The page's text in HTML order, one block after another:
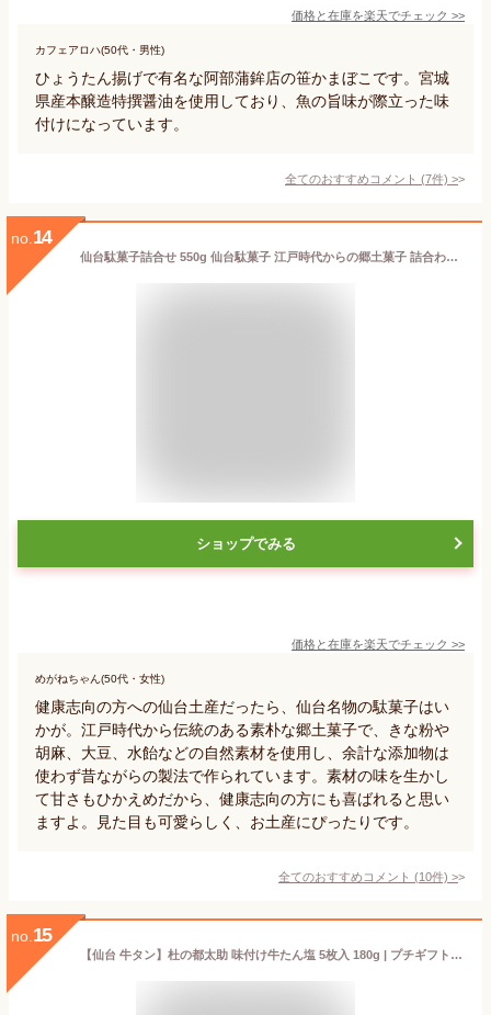
価格と在庫を楽天でチェック >>
カフェアロハ(50代・男性)
ひょうたん揚げで有名な阿部蒲鉾店の笹かまぼこです。宮城
県産本醸造特撰醤油を使用しており、魚の旨味が際立った味
付けになっています。
全てのおすすめコメント (7件) >
no. 14
仙台駄菓子詰合せ 550g 仙台駄菓子 江戸時代からの郷土菓子 詰合わせ 仙台 元祖仙台駄菓子本舗 熊谷屋 お取り寄せ 贈答 お土産 母の日 父の日
ショップでみる
価格と在庫を楽天でチェック >>
めがねちゃん(50代・女性)
健康志向の方への仙台土産だったら、仙台名物の駄菓子はい
かが。江戸時代から伝統のある素朴な郷土菓子で、きな粉や
胡麻、大豆、水飴などの自然素材を使用し、余計な添加物は
使わず昔ながらの製法で作られています。素材の味を生かし
て甘さもひかえめだから、健康志向の方にも喜ばれると思い
ますよ。見た目も可愛らしく、お土産にぴったりです。
全てのおすすめコメント (10件) >
no. 15
【仙台 牛タン】杜の都太助 味付け牛たん塩 5枚入 180g | プチギフト 厚切り 宮城 東北 肉 牛肉 塩 しお お試し 贈り物 お土産 土産 お取り寄せ 誕生日プレゼント 冷凍 厚切り 焼肉 おつまみ 酒のあて 酒の肴 熟成 高級